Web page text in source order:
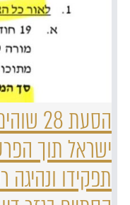
הסעת
ישראל תוך
תפקידו ונהיגה